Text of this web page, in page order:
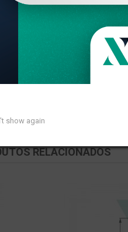
show again
DESCRIÇÃO
com peso linear de 0,723kg/m.
RELACIONADOS